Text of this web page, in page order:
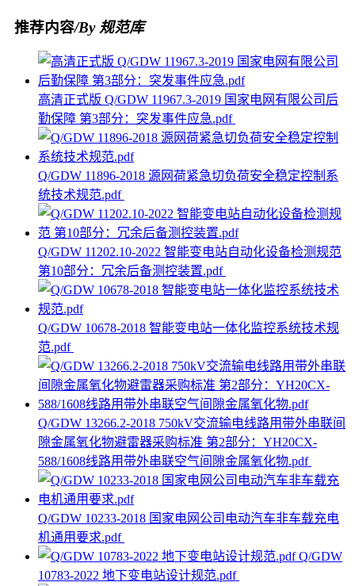
推荐内容/By 规范库
高清正式版 Q/GDW 11967.3-2019 国家电网有限公司后
勤保障 第3部分：突发事件应急.pdf
Q/GDW 11896-2018 源网荷紧急切负荷安全稳定控制系
统技术规范.pdf
Q/GDW 11202.10-2022 智能变电站自动化设备检测规范
第10部分：冗余后备测控装置.pdf
Q/GDW 10678-2018 智能变电站一体化监控系统技术规
范.pdf
Q/GDW 13266.2-2018 750kV交流输电线路用带外串联间
隙金属氧化物避雷器采购标准 第2部分：YH20CX-
588/1608线路用带外串联空气间隙金属氧化物.pdf
Q/GDW 10233-2018 国家电网公司电动汽车非车载充电
机通用要求.pdf
Q/GDW
10783-2022 地下变电站设计规范.pdf